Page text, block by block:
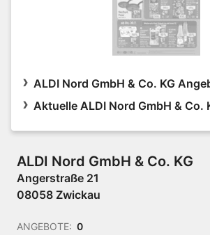
ALDI Nord GmbH & Co. KG
Aktuelle ALDI Nord GmbH & Co.
ALDI Nord GmbH & Co. KG
Angerstraße 21
08058 Zwickau
ANGEBOTE: 0